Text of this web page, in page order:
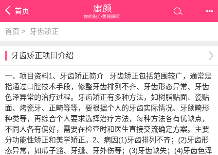
首页 •••
首页 > 牙齿矫正
牙齿矫正项目介绍
一、项目资料1、牙齿矫正简介 牙齿矫正包括范围较广，通常是
指通过口腔技术手段，修整牙齿排列不齐、牙齿形态异常、牙齿
色泽异常的治疗过程。牙齿矫正有多种方法，如树脂贴面、瓷贴
面、烤瓷牙、正畸等等，要根据个人的牙齿实际情况、牙颌畸形
种类等，再综合个人要求选择治疗方法，每种方法各有优缺点，
不同人各有偏好，需要在检查时和医生直接交流确定方案。主要
分功能性矫正和美学矫正。2、病因(1)牙齿排列不齐；(2)牙齿形
态异常，如瓜子豁、牙缝、牙外伤等；(3)牙齿缺失；(4)牙齿色泽